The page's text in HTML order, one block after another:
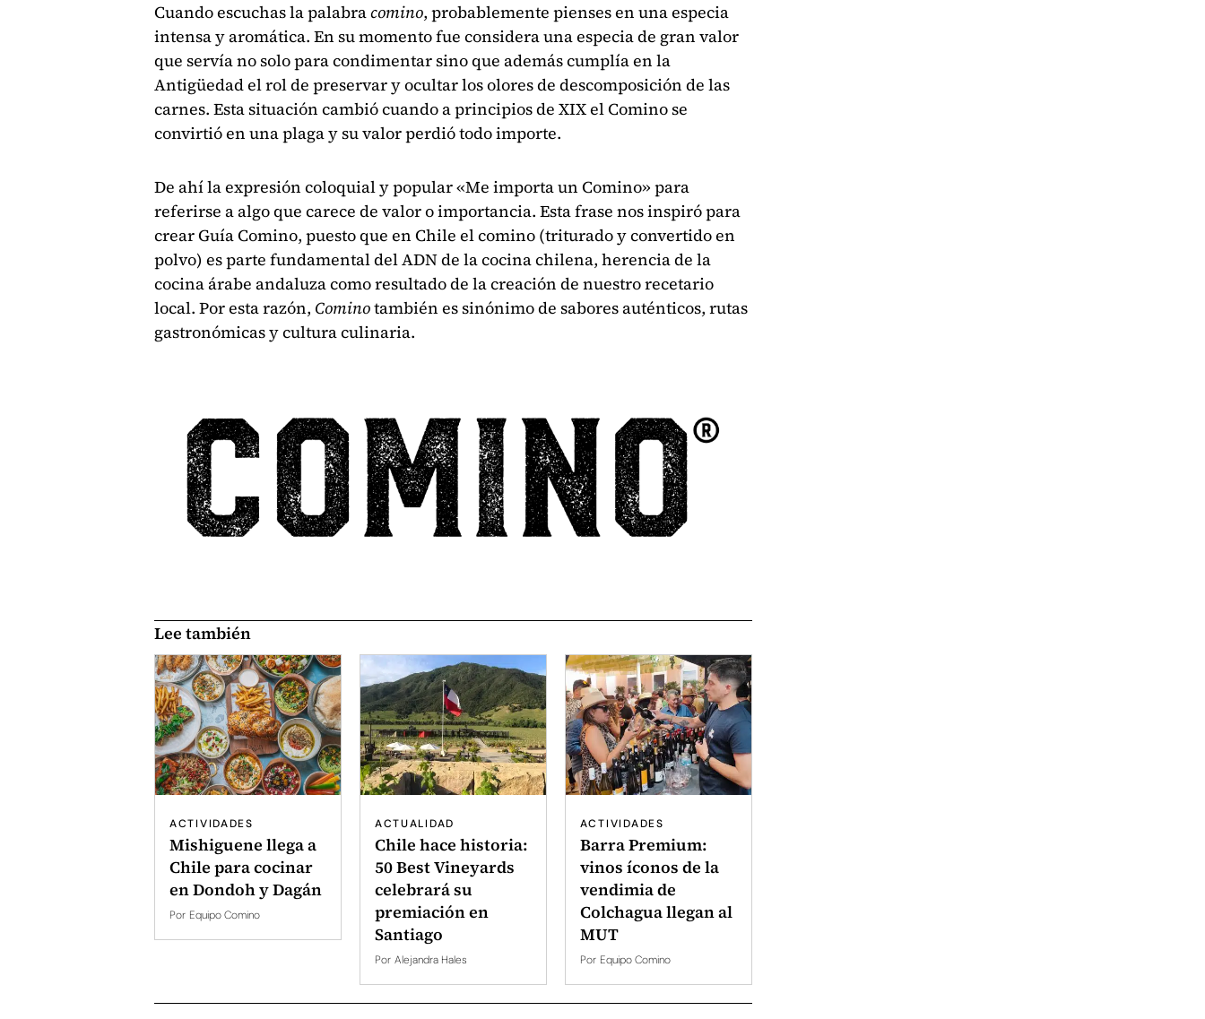
Cuando escuchas la palabracomino, probablemente pienses en una especia
intensa y aromática. En su momento fue considera una especia de gran valor
que servía no solo para condimentar sino que además cumplía en la
Antigüedad el rol de preservar y ocultar los olores de descomposición de las
carnes. Esta situación cambió cuando a principios de XIX el Comino se
convirtió en una plaga y su valor perdió todo importe.
De ahí la expresión coloquial y popular «Me importa un Comino» para
referirse a algo que carece de valor o importancia. Esta frase nos inspiró para
crear Guía Comino, puesto que en Chile el comino (triturado y convertido en
polvo) es parte fundamental del ADN de la cocina chilena, herencia de la
cocina árabe andaluza como resultado de la creación de nuestro recetario
local. Por esta razón, Cominotambién es sinónimo de sabores auténticos, rutas
gastronómicas y cultura culinaria.
Lee también
ACTIVIDADES
Mishiguene llega a
Chile para cocinar
en Dondoh y Dagán
Por Equipo Comino
ACTUALIDAD
Chile hace historia:
50 Best Vineyards
celebrará su
premiación en
Santiago
Por Alejandra Hales
ACTIVIDADES
Barra Premium:
vinos íconos de la
vendimia de
Colchagua llegan al
MUT
Por Equipo Comino